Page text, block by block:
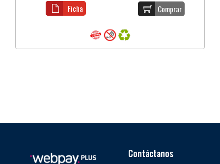
Comprar
Ficha
Contáctanos